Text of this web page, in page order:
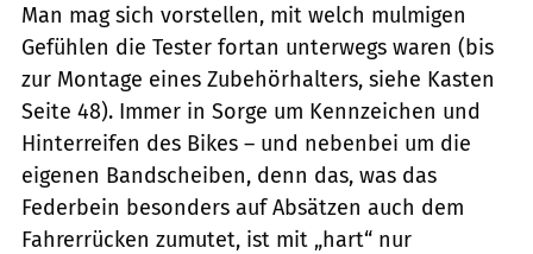
Man mag sich vorstellen, mit welch mulmigen
Gefühlen die Tester fortan unterwegs waren (bis
zur Montage eines Zubehörhalters, siehe Kasten
Seite 48). Immer in Sorge um Kennzeichen und
Hinterreifen des Bikes – und nebenbei um die
eigenen Bandscheiben, denn das, was das
Federbein besonders auf Absätzen auch dem
Fahrerrücken zumutet, ist mit „hart“ nur